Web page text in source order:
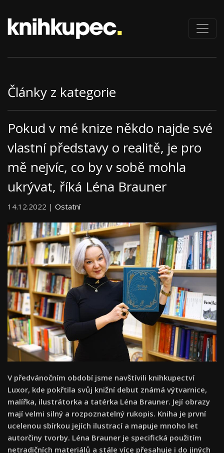
Články z kategorie
Pokud v mé knize někdo najde své
vlastní představy o realitě, je pro
mě nejvíc, co by v sobě mohla
ukrývat, říká Léna Brauner
14.12.2022 | Ostatní
V předvánočním období jsme navštívili knihkupectví
Luxor, kde pokřtila svůj knižní debut známá výtvarnice,
malířka, ilustrátorka a tatérka Léna Brauner. Její obrazy
mají velmi silný a rozpoznatelný rukopis. Kniha je první
ucelenou sbírkou jejích ilustrací a mapuje mnoho let
autorčiny tvorby. Léna Brauner je specifická použitím
netradičních materiálů a stále více přesahuje i do jiných